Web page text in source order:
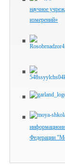
научное
измерений»
Федерации